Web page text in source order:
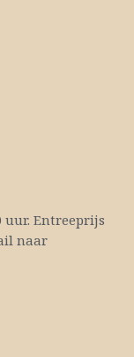
uur. Entreeprijs
naar